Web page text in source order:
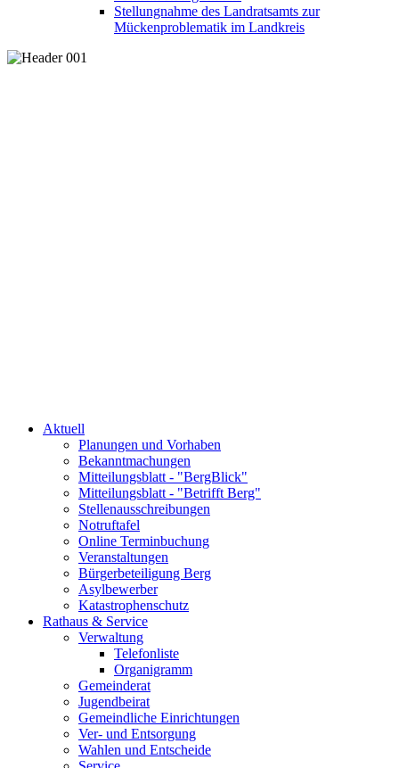
Stellungnahme des Landratsamts zur
Mückenproblematik im Landkreis
Aktuell
Planungen und Vorhaben
Bekanntmachungen
Mitteilungsblatt - "BergBlick"
Mitteilungsblatt - "Betrifft Berg"
Stellenausschreibungen
Notruftafel
Online Terminbuchung
Veranstaltungen
Bürgerbeteiligung Berg
Asylbewerber
Katastrophenschutz
Rathaus & Service
Verwaltung
Telefonliste
Organigramm
Gemeinderat
Jugendbeirat
Gemeindliche Einrichtungen
Ver- und Entsorgung
Wahlen und Entscheide